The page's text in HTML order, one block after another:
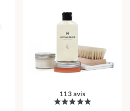
113 avis